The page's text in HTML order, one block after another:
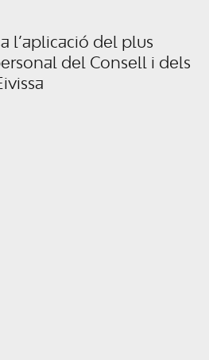
l’aplicació del plus
del Consell i dels